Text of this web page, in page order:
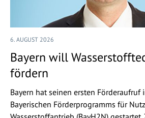
6. AUGUST 2026
Bayern will
fördern
Bayern hat seinen ersten Förderaufruf
Bayerischen Förderprogramms für